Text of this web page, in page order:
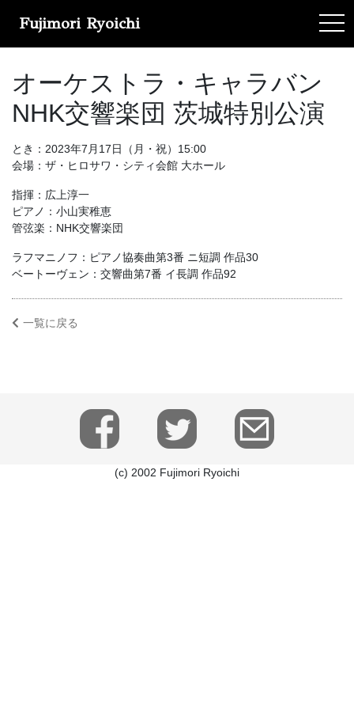
Fujimori Ryoichi
オーケストラ・キャラバン
NHK交響楽団 茨城特別公演
とき：2023年7月17日（月・祝）15:00
会場：ザ・ヒロサワ・シティ会館 大ホール
指揮：広上淳一
ピアノ：小山実稚恵
管弦楽：NHK交響楽団
ラフマニノフ：ピアノ協奏曲第3番 ニ短調 作品30
ベートーヴェン：交響曲第7番 イ長調 作品92
一覧に戻る
(c) 2002 Fujimori Ryoichi